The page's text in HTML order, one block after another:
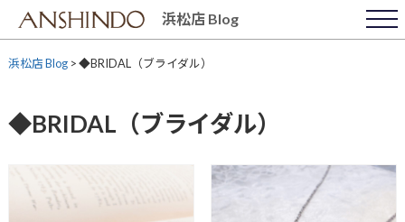
content
浜松店 Blog
浜松店 Blog>◆BRIDAL（ブライダル）
◆BRIDAL（ブライダル）